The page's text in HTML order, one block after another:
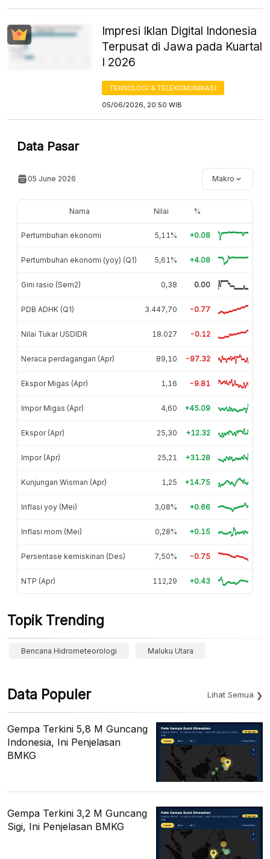
Impresi Iklan Digital Indonesia
Terpusat di Jawa pada Kuartal
I 2026
TEKNOLOGI & TELEKOMUNIKASI
05/06/2026, 20:50 WIB
Data Pasar
05 June 2026 Makro
Nama Nilai %
Pertumbuhan ekonomi 5,11% +0.08
Pertumbuhan ekonomi (yoy) (Q1) 5,61% +4.08
Gini rasio (Sem2) 0,38 0.00
PDB ADHK (Q1) 3.447,70 -0.77
Nilai Tukar USDIDR 18.027 -0.12
Neraca perdagangan (Apr) 89,10 -97.32
Ekspor Migas (Apr) 1,16 -9.81
Impor Migas (Apr) 4,60 +45.09
Ekspor (Apr) 25,30 +12.32
Impor (Apr) 25,21 +31.28
Kunjungan Wisman (Apr) 1,25 +14.75
Inflasi yoy (Mei) 3,08% +0.66
Inflasi mom (Mei) 0,28% +0.15
Persentase kemiskinan (Des) 7,50% -0.75
NTP (Apr) 112,29 +0.43
Topik Trending
Bencana Hidrometeorologi Maluku Utara
Data Populer Lihat Semua
Gempa Terkini 5,8 M Guncang
Indonesia, Ini Penjelasan
BMKG
Gempa Terkini 3,2 M Guncang
Sigi, Ini Penjelasan BMKG